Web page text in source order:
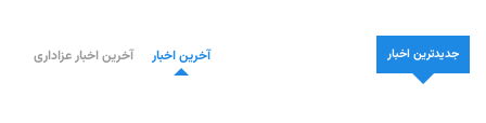
جدیدترین اخبار آخرین اخبار آخرین اخبار عزاداری